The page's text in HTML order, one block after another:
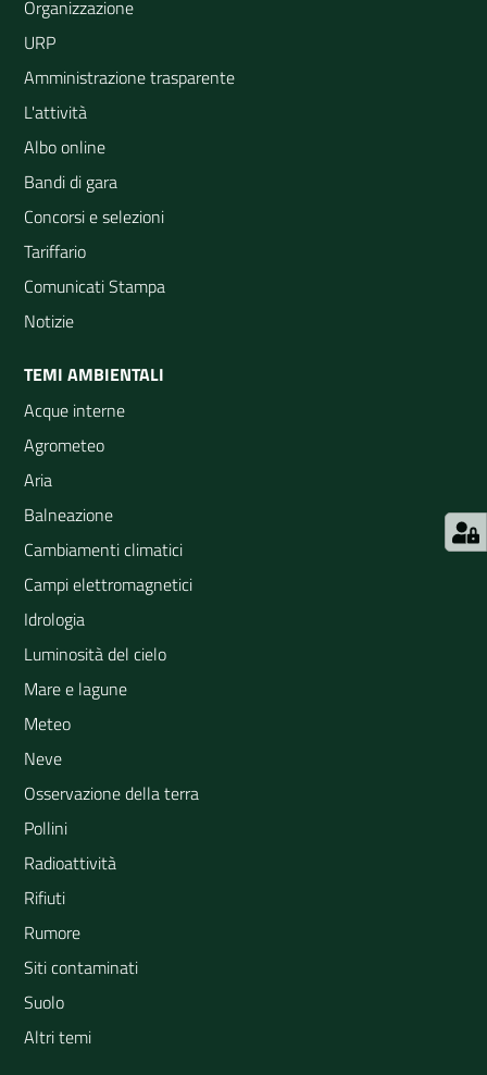
Organizzazione
URP
Amministrazione trasparente
L'attività
Albo online
Bandi di gara
Concorsi e selezioni
Tariffario
Comunicati Stampa
Notizie
TEMI AMBIENTALI
Acque interne
Agrometeo
Aria
Balneazione
Cambiamenti climatici
Campi elettromagnetici
Idrologia
Luminosità del cielo
Mare e lagune
Meteo
Neve
Osservazione della terra
Pollini
Radioattività
Rifiuti
Rumore
Siti contaminati
Suolo
Altri temi